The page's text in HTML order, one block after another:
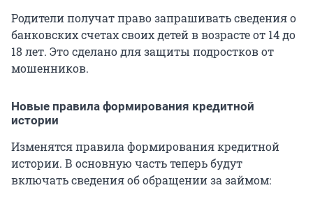
Родители получат право запрашивать сведения о
банковских счетах своих детей в возрасте от 14 до
18 лет. Это сделано для защиты подростков от
мошенников.
Новые правила формирования кредитной
истории
Изменятся правила формирования кредитной
истории. В основную часть теперь будут
включать сведения об обращении за займом: